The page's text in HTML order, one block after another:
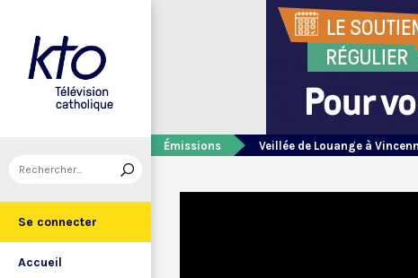
Se connecter
Accueil
Émissions Veillée de Louange à